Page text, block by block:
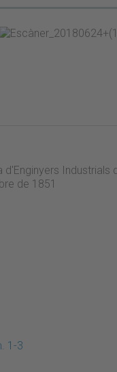
Industrials
de 1851
1-3